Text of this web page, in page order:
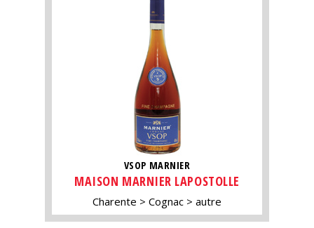
VSOP MARNIER
MAISON MARNIER LAPOSTOLLE
Charente Cognac autre